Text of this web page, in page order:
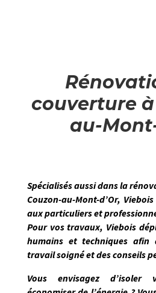
couverture
au-
Spécialisés aussi dans la
Couzon-au-Mont-d’Or, Viebois
aux particuliers et
Pour vos travaux, Viebois
humains et techniques afin
travail soigné et des conseils
Vous envisagez d’isoler